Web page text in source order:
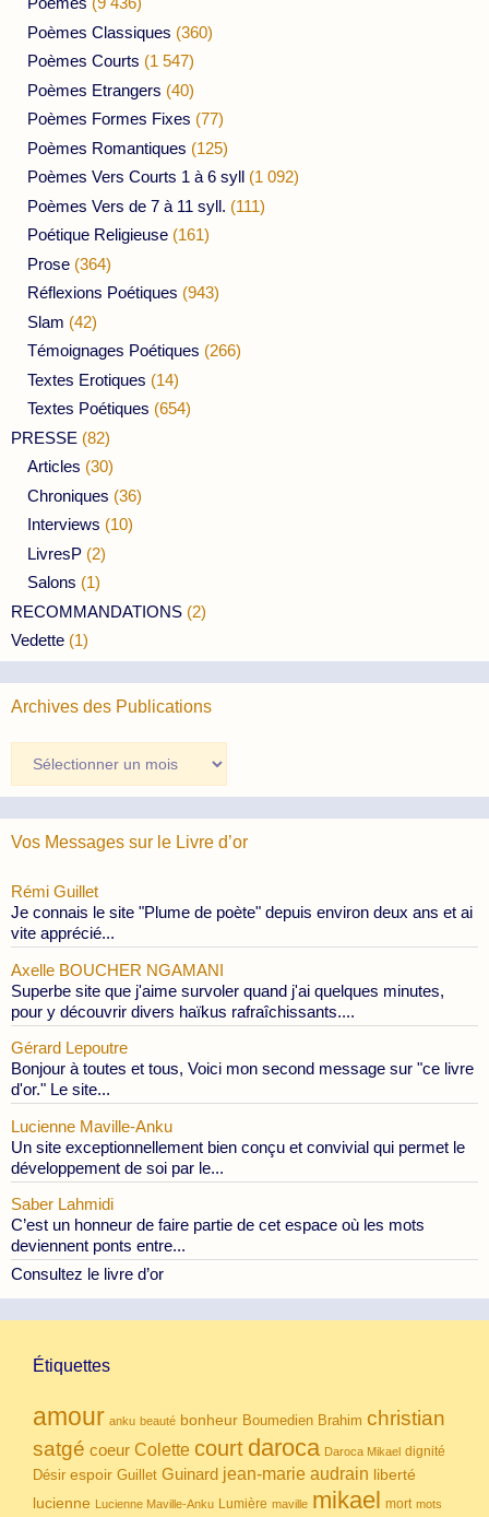
Poèmes Classiques (360)
Poèmes Courts (1 547)
Poèmes Etrangers (40)
Poèmes Formes Fixes (77)
Poèmes Romantiques (125)
Poèmes Vers Courts 1 à 6 syll (1 092)
Poèmes Vers de 7 à 11 syll. (111)
Poétique Religieuse (161)
Prose (364)
Réflexions Poétiques (943)
Slam (42)
Témoignages Poétiques (266)
Textes Erotiques (14)
Textes Poétiques (654)
PRESSE (82)
Articles (30)
Chroniques (36)
Interviews (10)
LivresP (2)
Salons (1)
RECOMMANDATIONS (2)
Vedette (1)
Archives des Publications
des
Publications
Vos Messages sur le Livre d’or
Rémi Guillet
Je connais le site "Plume de poète" depuis environ deux ans et ai
vite apprécié...
Axelle BOUCHER NGAMANI
Superbe site que j'aime survoler quand j'ai quelques minutes,
pour y découvrir divers haïkus rafraîchissants....
Gérard Lepoutre
Bonjour à toutes et tous, Voici mon second message sur "ce livre
d'or." Le site...
Lucienne Maville-Anku
Un site exceptionnellement bien conçu et convivial qui permet le
développement de soi par le...
Saber Lahmidi
C’est un honneur de faire partie de cet espace où les mots
deviennent ponts entre...
Consultez le livre d’or
Étiquettes
amour anku beauté bonheur Boumedien Brahim christian
satgé coeur Colette court daroca Daroca Mikael dignité
Désir espoir Guillet Guinard jean-marie audrain liberté
lucienne Lucienne Maville-Anku Lumière maville mikael mort mots